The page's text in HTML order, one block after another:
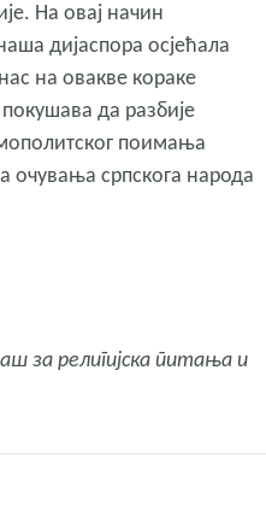
На овај начин
дијаспора осјећала
на овакве кораке
да разбије
поимања
очувања српскога народа
за религијска питања и